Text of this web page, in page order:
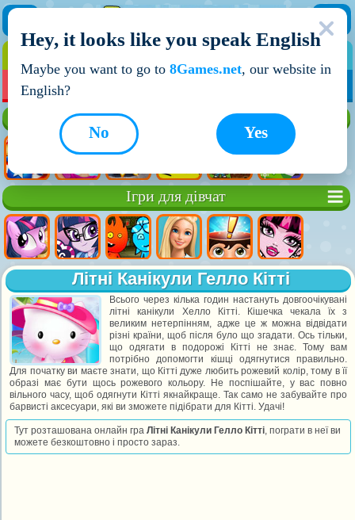
НОВІ ІГРИ
Ігри для дівчат
Літні Канікули Гелло Кітті
Всього через кілька годин настануть довгоочікувані
літні канікули Хелло Кітті. Кішечка чекала їх з
великим нетерпінням, адже це ж можна відвідати
різні країни, щоб після було що згадати. Ось тільки,
що одягати в подорожі Кітті не знає. Тому вам
потрібно допомогти кішці одягнутися правильно.
Для початку ви маєте знати, що Кітті дуже любить рожевий колір, тому в її
образі має бути щось рожевого кольору. Не поспішайте, у вас повно
вільного часу, щоб одягнути Кітті якнайкраще. Так само не забувайте про
барвисті аксесуари, які ви зможете підібрати для Кітті. Удачі!
Тут розташована онлайн граЛітні Канікули Гелло Кітті, пограти в неї ви
можете безкоштовно і просто зараз.
Hey, it looks like you speak English
Maybe you want to go to 8Games.net, our website in
English?
Yes
No